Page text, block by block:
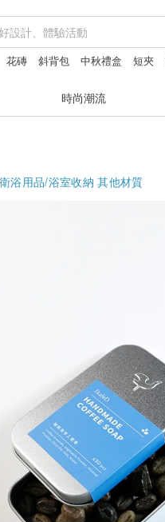
花磚 斜背包 中秋禮盒 短夾
時尚潮流
衛浴用品/浴室收納 其他材質